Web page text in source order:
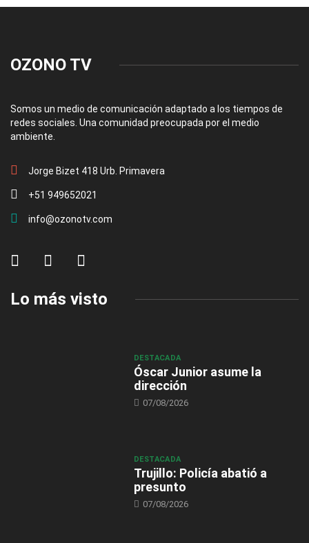
OZONO TV
Somos un medio de comunicación adaptado a los tiempos de
redes sociales. Una comunidad preocupada por el medio
ambiente.
Jorge Bizet 418 Urb. Primavera
+51 949652021
info@ozonotv.com
Lo más visto
DESTACADA
Óscar Junior asume la
dirección
07/08/2026
DESTACADA
Trujillo: Policía abatió a
presunto
07/08/2026